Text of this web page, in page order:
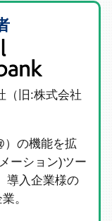
（旧:株式会社
）の機能を拡
ーション)ツー
導入企業様の
。